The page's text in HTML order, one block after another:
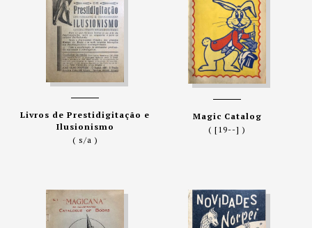
Livros de Prestidigitação e
Ilusionismo
( s/a )
Magic Catalog
( [19--] )